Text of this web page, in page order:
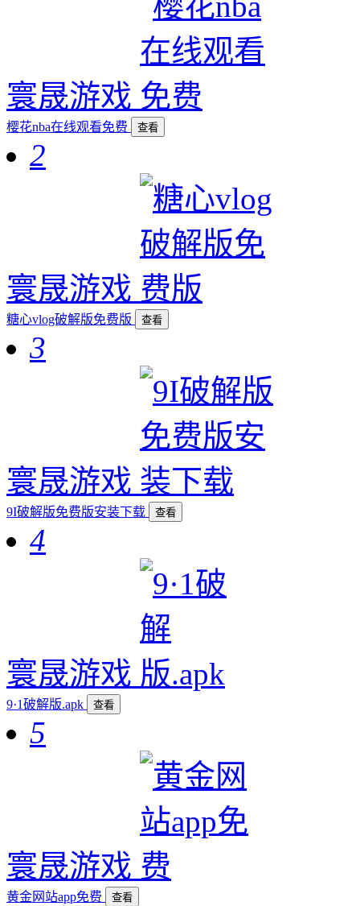
寰晟游戏
樱花nba在线观看免费 查看
2
寰晟游戏
糖心vlog破解版免费版 查看
3
寰晟游戏
9I破解版免费版安装下载 查看
4
寰晟游戏
9·1破解版.apk 查看
5
寰晟游戏
黄金网站app免费 查看